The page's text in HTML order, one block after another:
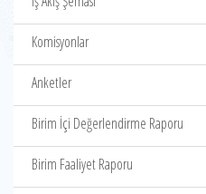
Komisyonlar
Anketler
Birim İçi Değerlendirme Raporu
Birim Faaliyet Raporu